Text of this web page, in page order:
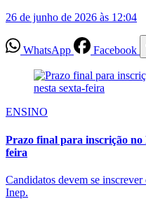
26 de junho de 2026 às 12:04
WhatsApp Facebook
ENSINO
Prazo final para inscrição no
feira
Candidatos devem se
Inep.